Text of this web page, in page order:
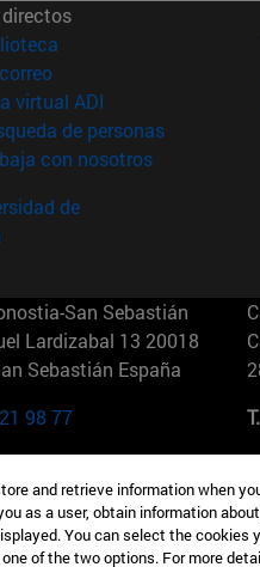
(abre en nueva
(abre en nueva ventana)
virtual ADI (abre en nueva
de personas(abre en
con nosotros(abre en
de
San Sebastián
Lardizabal 13 20018
Sebastián España
98 77
T.
St 10019-2201 Nueva York
and retrieve information when
as a user, obtain information
You can select the cookies
of the two options. For more